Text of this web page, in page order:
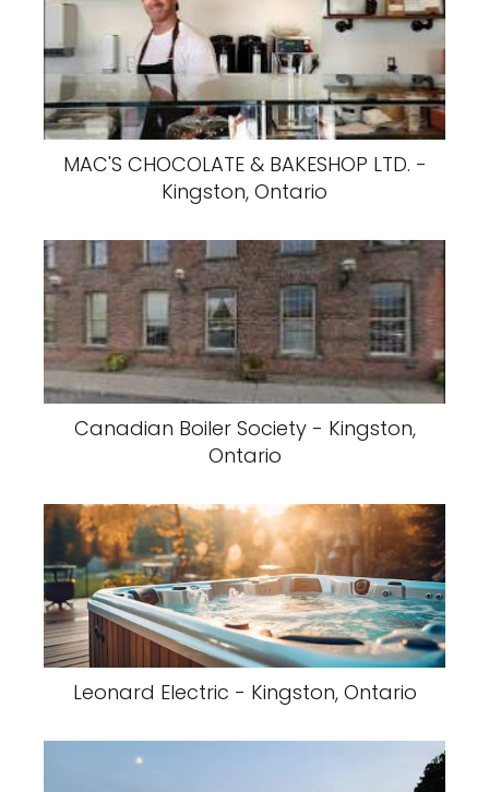
MAC'S CHOCOLATE & BAKESHOP LTD. -
Kingston, Ontario
Canadian Boiler Society - Kingston,
Ontario
Leonard Electric - Kingston, Ontario